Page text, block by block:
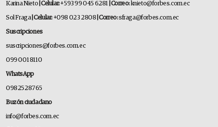
Karina Nieto | Celular:+593 99 045 6281 | Correo:knieto@forbes.com.ec
Sol Fraga| Celular:+098 023 2808 | Correo:sfraga@forbes.com.ec
Suscripciones
suscripciones@forbes.com.ec
099 001 8110
WhatsApp
0982528765
Buzón ciudadano
info@forbes.com.ec